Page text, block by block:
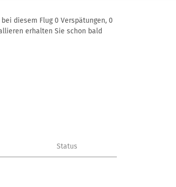
diesem Flug 0 Verspätungen, 0
erhalten Sie schon bald
Status